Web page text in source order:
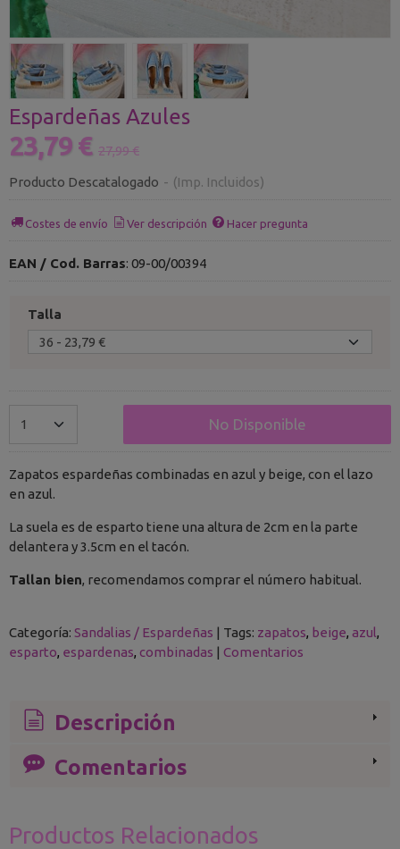
Espardeñas Azules
23,79 € 27,99 €
Producto Descatalogado - (Imp. Incluidos)
Costes de envío Ver descripción Hacer pregunta
EAN / Cod. Barras: 09-00/00394
Talla
No Disponible
Zapatos espardeñas combinadas en azul y beige, con el lazo
en azul.
La suela es de esparto tiene una altura de 2cm en la parte
delantera y 3.5cm en el tacón.
Tallan bien, recomendamos comprar el número habitual.
Categoría: Sandalias / Espardeñas | Tags: zapatos beige azul
esparto espardenas combinadas | Comentarios
Descripción
Comentarios
Productos Relacionados